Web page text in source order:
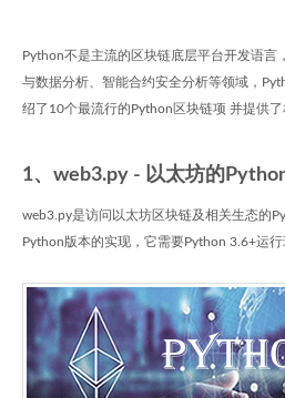
Python不是主流的区块链底层平台开发语言
与数据分析、智能合约安全分析等领域，
绍了10个最流行的Python区块链项 并提供了
1、web3.py - 以太坊的
web3.py是访问以太坊区块链及相关生态的
Python版本的实现，它需要Python 3.6+运行